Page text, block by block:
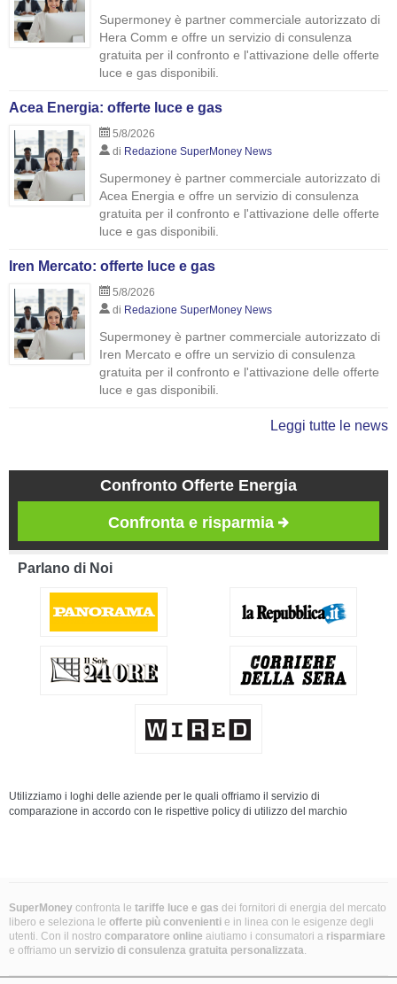
Supermoney è partner commerciale autorizzato di
Hera Comm e offre un servizio di consulenza
gratuita per il confronto e l'attivazione delle offerte
luce e gas disponibili.
Acea Energia: offerte luce e gas
5/8/2026
di Redazione SuperMoney News
Supermoney è partner commerciale autorizzato di
Acea Energia e offre un servizio di consulenza
gratuita per il confronto e l'attivazione delle offerte
luce e gas disponibili.
Iren Mercato: offerte luce e gas
5/8/2026
di Redazione SuperMoney News
Supermoney è partner commerciale autorizzato di
Iren Mercato e offre un servizio di consulenza
gratuita per il confronto e l'attivazione delle offerte
luce e gas disponibili.
Leggi tutte le news
Confronto Offerte Energia
Confronta e risparmia
Parlano di Noi
Utilizziamo i loghi delle aziende per le quali offriamo il servizio di
comparazione in accordo con le rispettive policy di utilizzo del marchio
SuperMoney confronta le tariffe luce e gas dei fornitori di energia del mercato
libero e seleziona le offerte più convenienti e in linea con le esigenze degli
utenti. Con il nostro comparatore online aiutiamo i consumatori a risparmiare
e offriamo un servizio di consulenza gratuita personalizzata.